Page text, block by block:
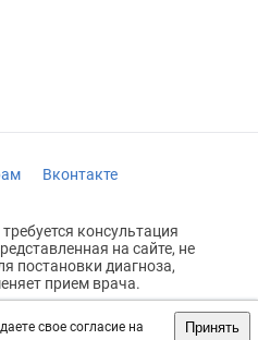
свое согласие на
Принять
Вконтакте
консультация
на сайте, не
постановки диагноза,
прием врача.